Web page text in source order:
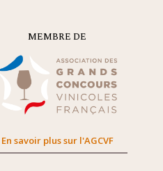
MEMBRE DE
En savoir plus sur l'AGCVF